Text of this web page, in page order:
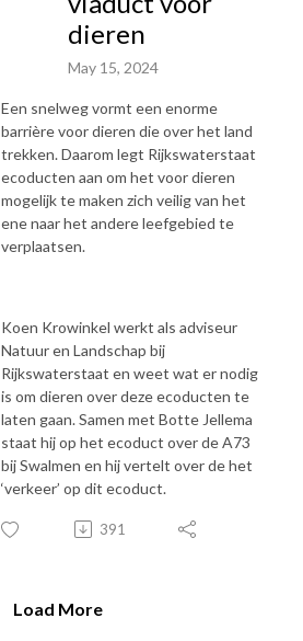
dieren
May 15, 2024
Een snelweg vormt een enorme
barrière voor dieren die over het land
trekken. Daarom legt Rijkswaterstaat
ecoducten aan om het voor dieren
mogelijk te maken zich veilig van het
ene naar het andere leefgebied te
verplaatsen.
Koen Krowinkel werkt als adviseur
Natuur en Landschap bij
Rijkswaterstaat en weet wat er nodig
is om dieren over deze ecoducten te
laten gaan. Samen met Botte Jellema
staat hij op het ecoduct over de A73
bij Swalmen en hij vertelt over de het
‘verkeer’ op dit ecoduct.
391
Load More